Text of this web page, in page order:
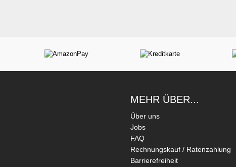
MEHR ÜBER...
Über uns
Jobs
FAQ
Rechnungskauf / Ratenzahlung
Barrierefreiheit